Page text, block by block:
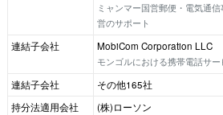
ミャンマー国営郵便・電気通
営のサポート
連結子会社
MobiCom Corporation LLC
モンゴルにおける携帯電話サー
連結子会社
その他165社
持分法適用会社
(株)ローソン